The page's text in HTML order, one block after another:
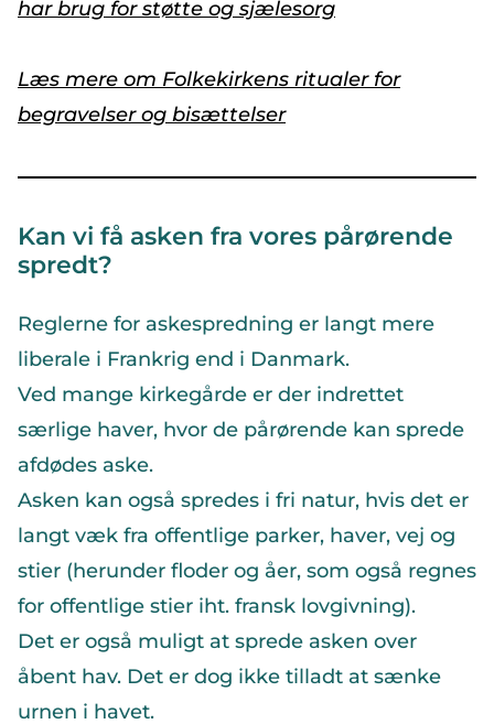
har brug for støtte og sjælesorg
Læs mere om Folkekirkens ritualer for
begravelser og bisættelser
Kan vi få asken fra vores pårørende
spredt?
Reglerne for askespredning er langt mere
liberale i Frankrig end i Danmark.
Ved mange kirkegårde er der indrettet
særlige haver, hvor de pårørende kan sprede
afdødes aske.
Asken kan også spredes i fri natur, hvis det er
langt væk fra offentlige parker, haver, vej og
stier (herunder floder og åer, som også regnes
for offentlige stier iht. fransk lovgivning).
Det er også muligt at sprede asken over
åbent hav. Det er dog ikke tilladt at sænke
urnen i havet.